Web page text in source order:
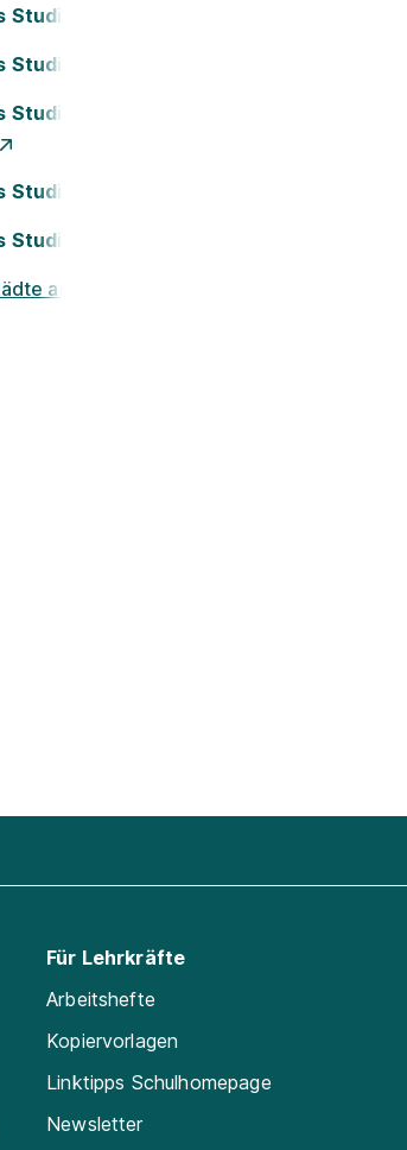
Studium Bielefeld
Studium Dortmund
Studium Frankfurt am
Studium Köln
Studium Nürnberg
ansehen
Für Lehrkräfte
Arbeitshefte
Kopiervorlagen
Linktipps Schulhomepage
Newsletter